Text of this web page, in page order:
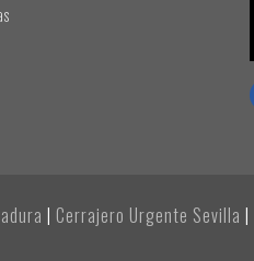
| Cerrajero Urgente Sevilla |